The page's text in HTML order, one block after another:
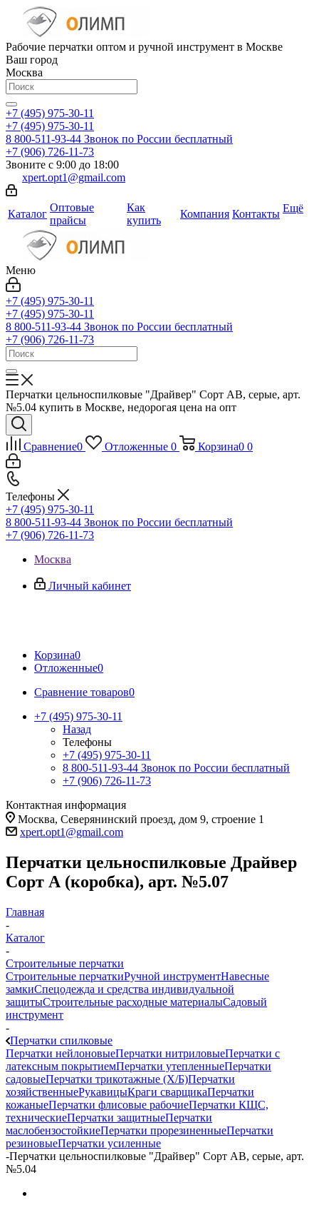
Рабочие перчатки оптом и ручной инструмент в Москве
Ваш город
Москва
+7 (495) 975-30-11
+7 (495) 975-30-11
8 800-511-93-44 Звонок по России бесплатный
+7 (906) 726-11-73
Звоните с 9:00 до 18:00
xpert.opt1@gmail.com
Каталог
Оптовые
прайсы
Как
купить
Компания Контакты Ещё
Меню
+7 (495) 975-30-11
+7 (495) 975-30-11
8 800-511-93-44 Звонок по России бесплатный
+7 (906) 726-11-73
Перчатки цельноспилковые "Драйвер" Сорт АВ, серые, арт.
№5.04 купить в Москве, недорогая цена на опт
Сравнение0 Отложенные 0 Корзина0 0
Телефоны
+7 (495) 975-30-11
8 800-511-93-44 Звонок по России бесплатный
+7 (906) 726-11-73
Москва
Личный кабинет
Корзина0
Отложенные0
Сравнение товаров0
+7 (495) 975-30-11
Назад
Телефоны
+7 (495) 975-30-11
8 800-511-93-44 Звонок по России бесплатный
+7 (906) 726-11-73
Контактная информация
Москва, Северянинский проезд, дом 9, строение 1
xpert.opt1@gmail.com
Перчатки цельноспилковые Драйвер
Сорт А (коробка), арт. №5.07
Главная
-
Каталог
-
Строительные перчатки
Строительные перчаткиРучной инструментНавесные
замкиСпецодежда и средства индивидуальной
защитыСтроительные расходные материалыСадовый
инструмент
-
Перчатки спилковые
Перчатки нейлоновыеПерчатки нитриловыеПерчатки с
латексным покрытиемПерчатки утепленныеПерчатки
садовыеПерчатки трикотажные (Х/Б)Перчатки
хозяйственныеРукавицыКраги сварщикаПерчатки
кожаныеПерчатки флисовые рабочиеПерчатки КЩС,
техническиеПерчатки защитныеПерчатки
маслобензостойкиеПерчатки прорезиненныеПерчатки
резиновыеПерчатки усиленные
-Перчатки цельноспилковые "Драйвер" Сорт АВ, серые, арт.
№5.04